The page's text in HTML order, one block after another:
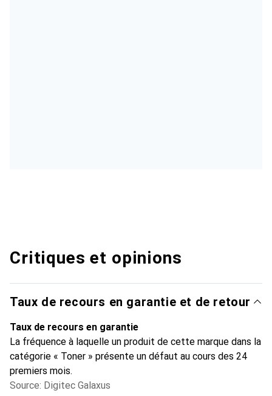
Critiques et opinions
Taux de recours en garantie et de retour
Taux de recours en garantie
La fréquence à laquelle un produit de cette marque dans la
catégorie « Toner » présente un défaut au cours des 24
premiers mois.
Source: Digitec Galaxus